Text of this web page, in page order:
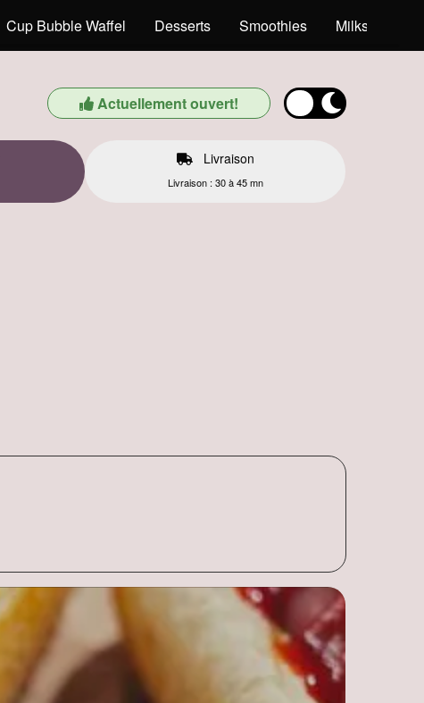
Cup Bubble Waffel Desserts Smoothies Milkshakes
Actuellement ouvert!
Livraison
Livraison : 30 à 45 mn